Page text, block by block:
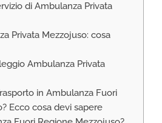
CIRCOLAZIONE
E PEDIATRICO
di Ambulanza Privata
Privata Mezzojuso: cosa
Ambulanza Privata
in Ambulanza Fuori
Ecco cosa devi sapere